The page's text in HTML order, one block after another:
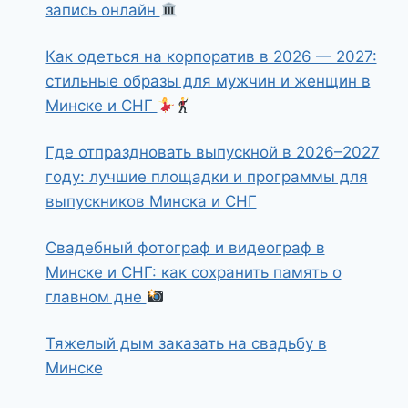
запись онлайн
Как одеться на корпоратив в 2026 — 2027:
стильные образы для мужчин и женщин в
Минске и СНГ
Где отпраздновать выпускной в 2026–2027
году: лучшие площадки и программы для
выпускников Минска и СНГ
Свадебный фотограф и видеограф в
Минске и СНГ: как сохранить память о
главном дне
Тяжелый дым заказать на свадьбу в
Минске